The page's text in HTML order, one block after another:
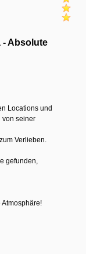
- Absolute
Locations und
von seiner
Verlieben.
gefunden,